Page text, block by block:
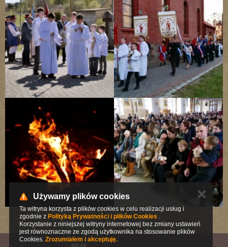
Używamy plików cookies
Ta witryna korzysta z plików cookies w celu realizacji usług i
zgodnie z Polityką Prywatności i plików Cookies .
Korzystanie z niniejszej witryny internetowej bez zmiany ustawień
jest równoznaczne ze zgodą użytkownika na stosowanie plików
Cookies. Zrozumiałem i akceptuję.
✕